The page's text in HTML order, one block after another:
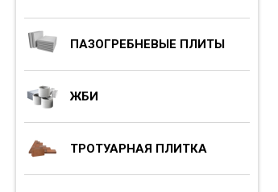
ПАЗОГРЕБНЕВЫЕ ПЛИТЫ
ЖБИ
ТРОТУАРНАЯ ПЛИТКА